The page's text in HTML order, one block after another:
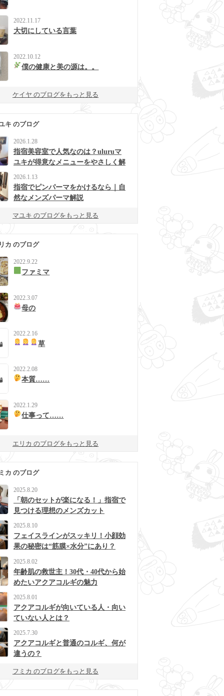
2022.11.17
大切にしている言葉
2022.10.12
僕の健康と美の源は。。
ケイヤ のブログをもっと見る
キ のブログ
2026.1.28
指宿美容室で人気なのは？uluruマ
ユキが得意なメニューをやさしく解
2026.1.13
指宿でピンパーマをかけるなら｜自
然なメンズパーマ解説
マユキ のブログをもっと見る
カ のブログ
2022.9.22
ファミマ
2022.3.07
母の
2022.2.16
草
2022.2.08
本質……
2022.1.29
仕事って……
エリカ のブログをもっと見る
カ のブログ
2025.8.20
「朝のセットが楽になる！」指宿で
見つける理想のメンズカット
2025.8.10
フェイスラインがスッキリ！小顔効
果の秘密は“筋膜×水分”にあり？
2025.8.02
年齢肌の救世主！30代・40代から始
めたいアクアコルギの魅力
2025.8.01
アクアコルギが向いている人・向い
ていない人とは？
2025.7.30
アクアコルギと普通のコルギ、何が
違うの？
フミカ のブログをもっと見る